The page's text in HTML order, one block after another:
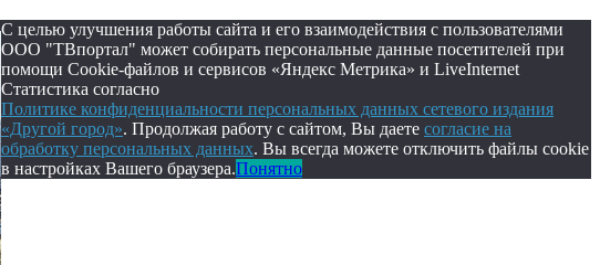
С целью улучшения работы сайта и его взаимодействия с пользователями
ООО "ТВпортал" может собирать персональные данные посетителей при
помощи Cookie-файлов и сервисов «Яндекс Метрика» и LiveInternet
Статистика согласно
Политике конфиденциальности персональных данных сетевого издания
«Другой город». Продолжая работу с сайтом, Вы даете согласие на
обработку персональных данных. Вы всегда можете отключить файлы cookie
в настройках Вашего браузера.Понятно